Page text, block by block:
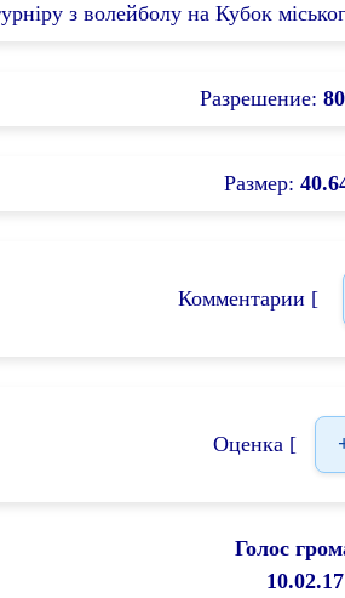
з волейболу на Кубок
Разрешение:
Размер:
Комментарии [
Оценка [
Голос
10.02.17